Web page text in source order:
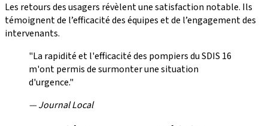
Les retours des usagers révèlent une satisfaction notable. Ils
témoignent de l’efficacité des équipes et de l’engagement des
intervenants.
"La rapidité et l'efficacité des pompiers du SDIS 16
m'ont permis de surmonter une situation
d'urgence."
— Journal Local